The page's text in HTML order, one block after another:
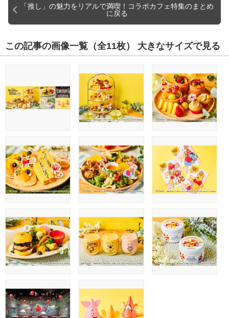
「推し」の魅力をリアルで満喫！コラボカフェ特集のまとめ
に戻る
この記事の画像一覧 （全11枚） 大きなサイズで見る